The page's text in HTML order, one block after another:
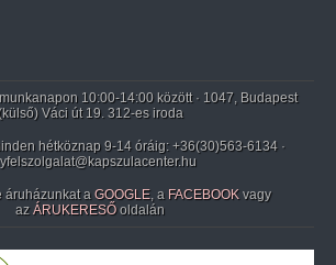
10:00-14:00 között · 1047, Budapest
Váci út 19. 312-es iroda
hétköznap 9-14 óráig: +36(30)563-6134 ·
áruházunkat a GOOGLE, a FACEBOOK vagy
az ÁRUKERESŐ oldalán